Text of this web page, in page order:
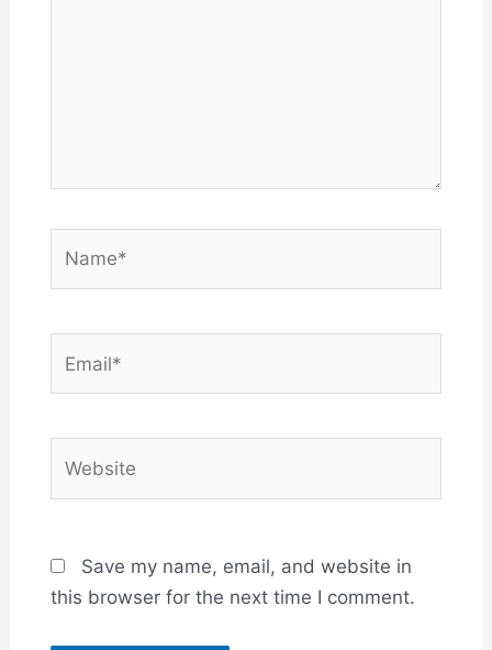
Save my name, email, and website in
this browser for the next time I comment.